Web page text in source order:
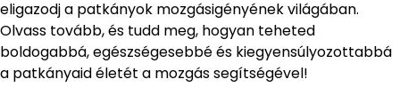
eligazodj a patkányok mozgásigényének világában.
Olvass tovább, és tudd meg, hogyan teheted
boldogabbá, egészségesebbé és kiegyensúlyozottabbá
a patkányaid életét a mozgás segítségével!